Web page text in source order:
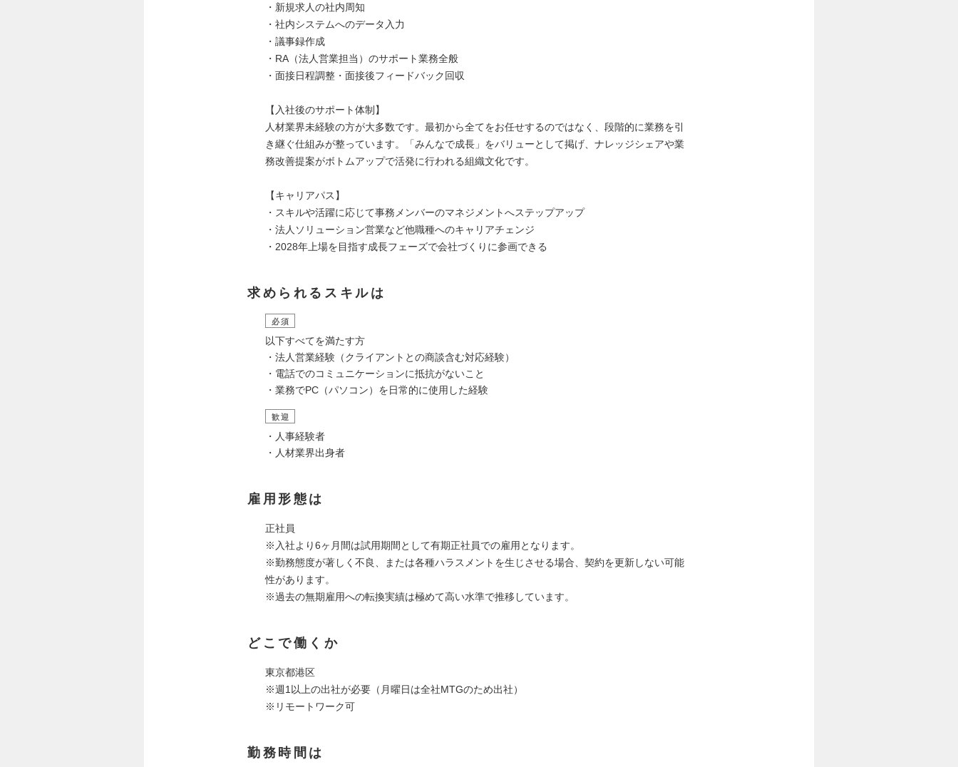
・新規求人の社内周知
・社内システムへのデータ入力
・議事録作成
・RA（法人営業担当）のサポート業務全般
・面接日程調整・面接後フィードバック回収
【入社後のサポート体制】
人材業界未経験の方が大多数です。最初から全てをお任せするのではなく、段階的に業務を引
き継ぐ仕組みが整っています。「みんなで成長」をバリューとして掲げ、ナレッジシェアや業
務改善提案がボトムアップで活発に行われる組織文化です。
【キャリアパス】
・スキルや活躍に応じて事務メンバーのマネジメントへステップアップ
・法人ソリューション営業など他職種へのキャリアチェンジ
・2028年上場を目指す成長フェーズで会社づくりに参画できる
求められるスキルは
必須
以下すべてを満たす方
・法人営業経験（クライアントとの商談含む対応経験）
・電話でのコミュニケーションに抵抗がないこと
・業務でPC（パソコン）を日常的に使用した経験
歓迎
・人事経験者
・人材業界出身者
雇用形態は
正社員
※入社より6ヶ月間は試用期間として有期正社員での雇用となります。
※勤務態度が著しく不良、または各種ハラスメントを生じさせる場合、契約を更新しない可能
性があります。
※過去の無期雇用への転換実績は極めて高い水準で推移しています。
どこで働くか
東京都港区
※週1以上の出社が必要（月曜日は全社MTGのため出社）
※リモートワーク可
勤務時間は